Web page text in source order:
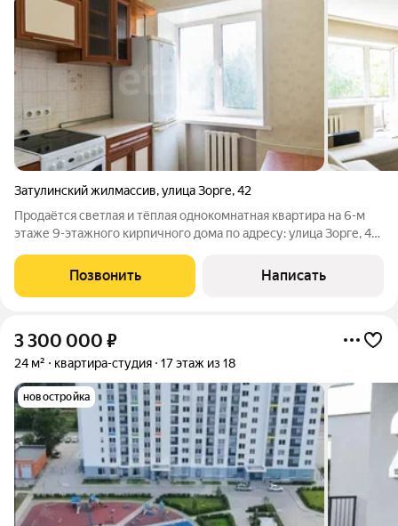
Затулинский жилмассив,улица Зорге,42
Продаётся светлая и тёплая однокомнатная квартира на 6-м
этаже 9-этажного кирпичного дома по адресу: улица Зорге, 42.
отличный вид, минимум уличной пыли и городского шума. Дом
тёплый: летом в
Позвонить Написать
3 300 000 ₽
24 м² квартира-студия 17 этаж из 18
новостройка